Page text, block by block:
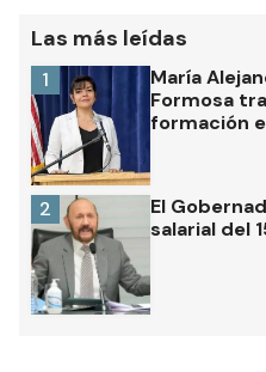
Las más leídas
María
Formosa
formación
1
El
salarial del
2